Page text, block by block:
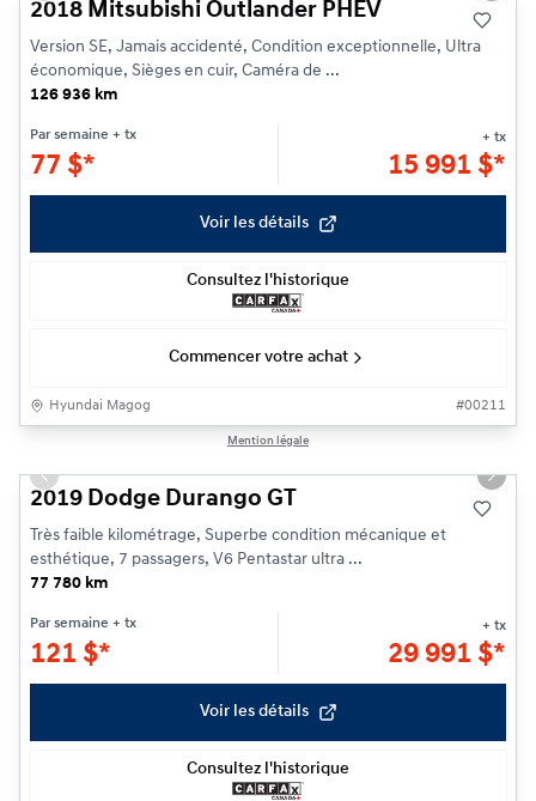
2018 Mitsubishi Outlander PHEV
Version SE, Jamais accidenté, Condition exceptionnelle, Ultra
économique, Sièges en cuir, Caméra de ...
126 936 km
Par semaine + tx
77 $*
+ tx
15 991 $*
Voir les détails
Consultez l'historique
Commencer votre achat
Hyundai Magog #00211
Mention légale
Previous slide Next
2019 Dodge Durango GT
Très faible kilométrage, Superbe condition mécanique et
esthétique, 7 passagers, V6 Pentastar ultra ...
77 780 km
Par semaine + tx
121 $*
+ tx
29 991 $*
Voir les détails
Consultez l'historique